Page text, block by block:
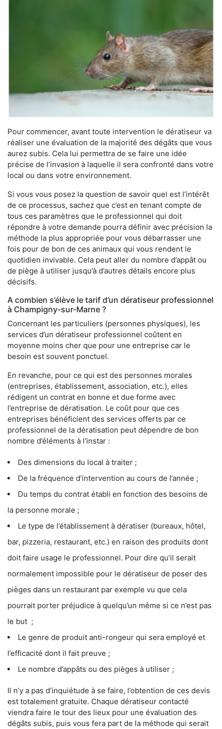
Pour commencer, avant toute intervention le dératiseur va
réaliser une évaluation de la majorité des dégâts que vous
aurez subis. Cela lui permettra de se faire une idée
précise de l’invasion à laquelle il sera confronté dans votre
local ou dans votre environnement.
Si vous vous posez la question de savoir quel est l’intérêt
de ce processus, sachez que c’est en tenant compte de
tous ces paramètres que le professionnel qui doit
répondre à votre demande pourra définir avec précision la
méthode la plus appropriée pour vous débarrasser une
fois pour de bon de ces animaux qui vous rendent le
quotidien invivable. Cela peut aller du nombre d’appât ou
de piège à utiliser jusqu’à d’autres détails encore plus
décisifs.
A combien s’élève le tarif d’un dératiseur professionnel
à Champigny-sur-Marne ?
Concernant les particuliers (personnes physiques), les
services d’un dératiseur professionnel coûtent en
moyenne moins cher que pour une entreprise car le
besoin est souvent ponctuel.
En revanche, pour ce qui est des personnes morales
(entreprises, établissement, association, etc.), elles
rédigent un contrat en bonne et due forme avec
l’entreprise de dératisation. Le coût pour que ces
entreprises bénéficient des services offerts par ce
professionnel de la dératisation peut dépendre de bon
nombre d’éléments à l'instar :
Des dimensions du local à traiter ;
De la fréquence d’intervention au cours de l’année ;
Du temps du contrat établi en fonction des besoins de
la personne morale ;
Le type de l’établissement à dératiser (bureaux, hôtel,
bar, pizzeria, restaurant, etc.) en raison des produits dont
doit faire usage le professionnel. Pour dire qu’il serait
normalement impossible pour le dératiseur de poser des
pièges dans un restaurant par exemple vu que cela
pourrait porter préjudice à quelqu’un même si ce n’est pas
le but ;
Le genre de produit anti-rongeur qui sera employé et
l’efficacité dont il fait preuve ;
Le nombre d’appâts ou des pièges à utiliser ;
Il n’y a pas d’inquiétude à se faire, l’obtention de ces devis
est totalement gratuite. Chaque dératiseur contacté
viendra faire le tour des lieux pour une évaluation des
dégâts subis, puis vous fera part de la méthode qui serait